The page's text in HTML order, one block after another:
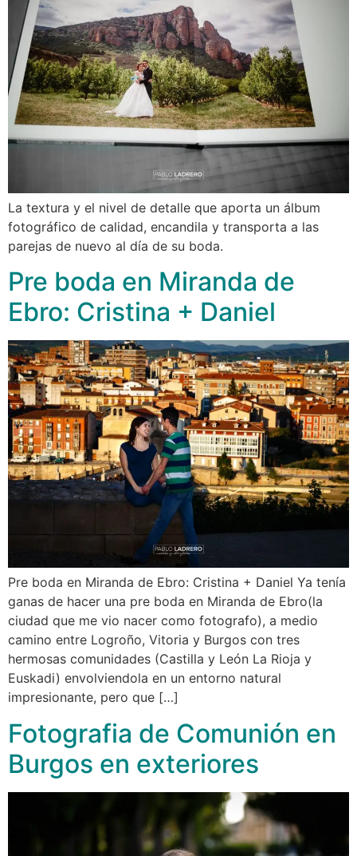
La textura y el nivel de detalle que aporta un álbum
fotográfico de calidad, encandila y transporta a las
parejas de nuevo al día de su boda.
Pre boda en Miranda de
Ebro: Cristina + Daniel
Pre boda en Miranda de Ebro: Cristina + Daniel Ya tenía
ganas de hacer una pre boda en Miranda de Ebro(la
ciudad que me vio nacer como fotografo), a medio
camino entre Logroño, Vitoria y Burgos con tres
hermosas comunidades (Castilla y León La Rioja y
Euskadi) envolviendola en un entorno natural
impresionante, pero que […]
Fotografia de Comunión en
Burgos en exteriores